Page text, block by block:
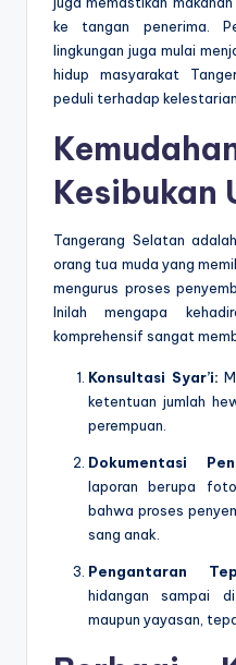
ke tangan penerima.
lingkungan juga mulai
hidup masyarakat
peduli terhadap kelestarian
Kesibukan
Tangerang Selatan
orang tua muda yang
mengurus proses
Inilah mengapa
komprehensif sangat
Konsultasi Syar’i:
ketentuan jumlah
perempuan.
Dokumentasi
laporan berupa
bahwa proses
sang anak.
Pengantaran
hidangan sampai
maupun yayasan,